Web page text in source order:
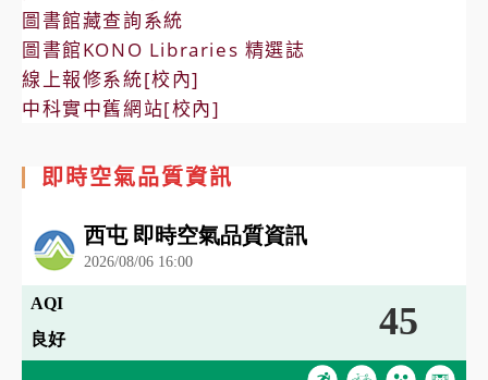
圖書館藏查詢系統
圖書館KONO Libraries 精選誌
線上報修系統[校內]
中科實中舊網站[校內]
即時空氣品質資訊